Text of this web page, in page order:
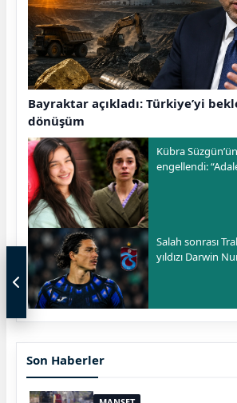
Bayraktar açıkladı: Türkiye’yi
dönüşüm
Kübra
engellendi:
Salah sonrası
yıldızı Darwin
Son Haberler